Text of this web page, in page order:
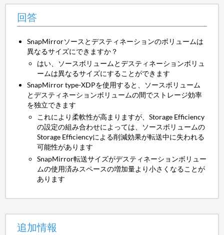
回答
SnapMirrorソースとデスティネーションのボリュームは
異なるサイズにできますか？
はい、ソースボリュームとデスティネーションボリュ
ームは異なるサイズにすることができます
SnapMirror type-XDPを使用すると、ソースボリューム
とデスティネーションボリュームの間でストレージ効率
を独立できます
これにより柔軟性が高まりますが、Storage Efficiency
の設定の組み合わせによっては、ソースボリュームの
Storage Efficiencyによる削減効果が転送中に失われる
可能性があります
SnapMirror転送サイズがデスティネーションボリュー
ムの使用済みスペースの増加量より小さくなることが
あります
追加情報